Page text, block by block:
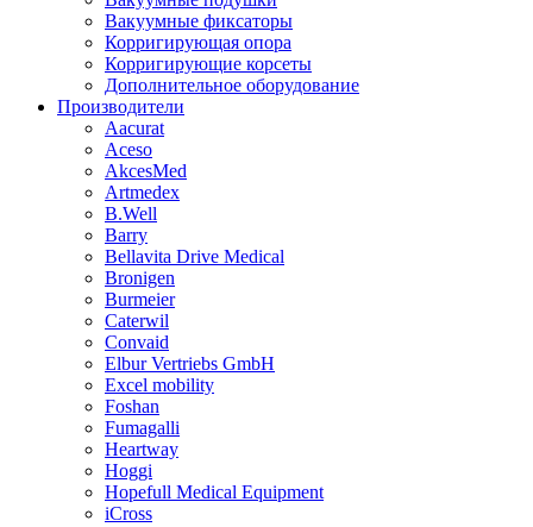
Вакуумные фиксаторы
Корригирующая опора
Корригирующие корсеты
Дополнительное оборудование
Производители
Aacurat
Aceso
AkcesMed
Artmedex
B.Well
Barry
Bellavita Drive Medical
Bronigen
Burmeier
Caterwil
Convaid
Elbur Vertriebs GmbH
Excel mobility
Foshan
Fumagalli
Heartway
Hoggi
Hopefull Medical Equipment
iCross